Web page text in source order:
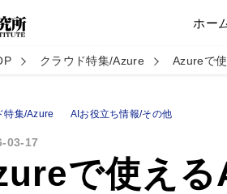
ホー
クラウド特集/Azure Azureで
特集/Azure AIお役立ち情報/その他
03-17
で使える